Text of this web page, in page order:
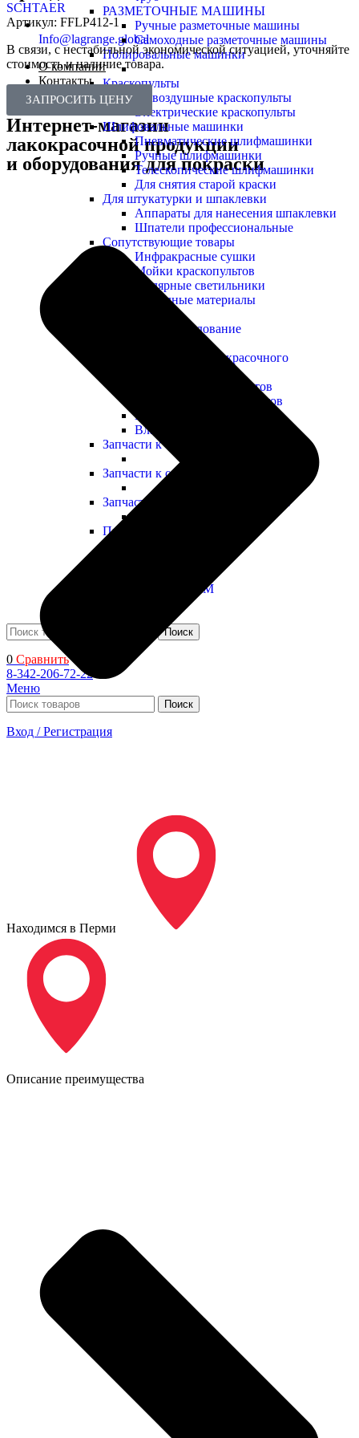
Info@lagrange.global
О компании
Контакты
Интернет-магазин
лакокрасочной продукции
и оборудования для покраски
РАЗМЕТОЧНЫЕ МАШИНЫ
Ручные разметочные машины
Самоходные разметочные машины
Полировальные машинки
Краскопульты
Безвоздушные краскопульты
Электрические краскопульты
Шлифовальные машинки
Пневматические шлифмашинки
Ручные шлифмашинки
Телескопические шлифмашинки
Для снятия старой краски
Для штукатурки и шпаклевки
Аппараты для нанесения шпаклевки
Шпатели профессиональные
Сопутствующие товары
Инфракрасные сушки
Мойки краскопультов
Малярные светильники
Расходные материалы
Сварочное оборудование
Комплектующие для окрасочного
Сопла для краскопультов
Шланги для краскопультов
Головки воздушные
Влагомаслоотделители
Запчасти к оборудованию HYVST
Запчасти к оборудованию SCHTAER
Запчасти к оборудованию YOKIJI
Прочие запчасти
Декоративные ЛКМ
Поиск
0 Сравнить
8-342-206-72-22
Меню
Поиск
Вход / Регистрация
SCHTAER
Артикул: FFLP412-1
В связи, с нестабильной экономической ситуацией, уточняйте
стоимость и наличие товара.
ЗАПРОСИТЬ ЦЕНУ
Находимся в Перми
Описание преимущества